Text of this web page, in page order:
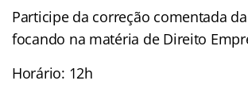
Participe da correção comentada
focando na matéria de Direito
Horário: 12h